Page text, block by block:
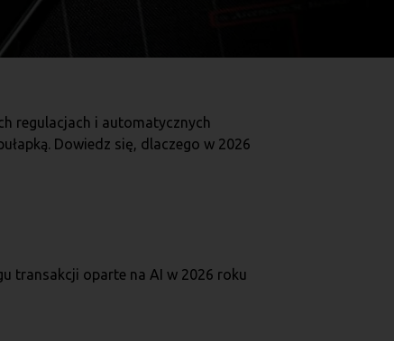
regulacjach i automatycznych
Dowiedz się, dlaczego w 2026
transakcji oparte na AI w 2026 roku